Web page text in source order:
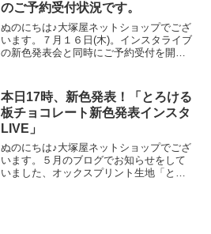
のご予約受付状況です。
ぬのにちは♪大塚屋ネットショップでござ
います。７月１６日(木)。インスタライブ
の新色発表会と同時にご予約受付を開始
ョン。「復刻カラー３色」と「新色３
色」の全６色にて展
本日17時、新色発表！「とろける
板チョコレート新色発表インスタ
LIVE」
ぬのにちは♪大塚屋ネットショップでござ
います。５月のブログでお知らせをして
いました、オックスプリント生地「とろ